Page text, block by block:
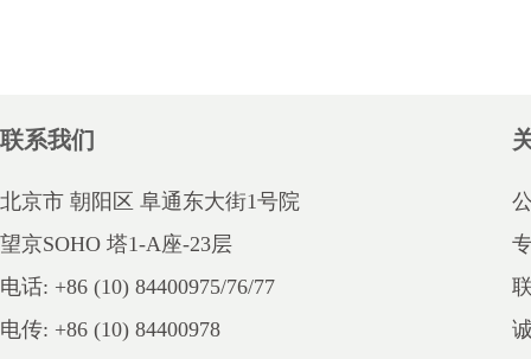
联系我们
北京市 朝阳区 阜通东大街1号院
望京SOHO 塔1-A座-23层
电话: +86 (10) 84400975/76/77
电传: +86 (10) 84400978